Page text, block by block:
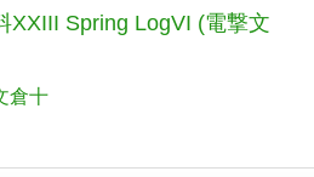
XXIII Spring LogVI (電撃文
倉十